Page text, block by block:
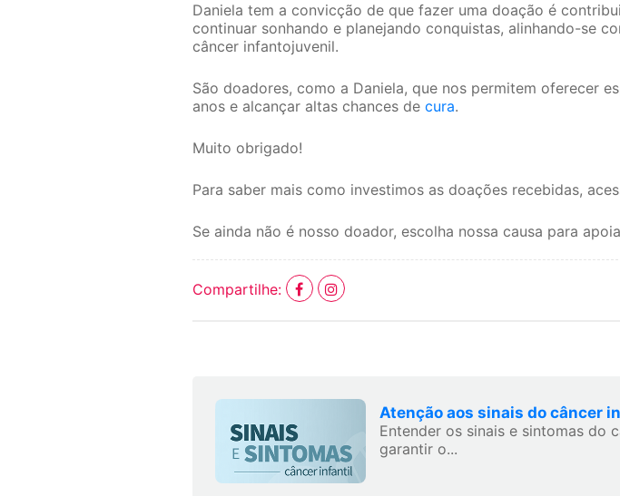
Daniela tem a convicção de que fazer uma doação é
continuar sonhando e planejando conquistas, alinhando-se
câncer infantojuvenil.
São doadores, como a Daniela, que nos permitem oferecer
anos e alcançar altas chances de cura.
Muito obrigado!
Para saber mais como investimos as doações recebidas,
Se ainda não é nosso doador, escolha nossa causa para
Compartilhe:
Atenção aos sinais do câncer
Entender os sinais e sintomas do
garantir o...